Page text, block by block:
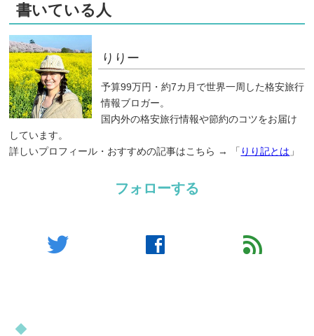
書いている人
りりー
予算99万円・約7カ月で世界一周した格安旅行
情報ブロガー。
国内外の格安旅行情報や節約のコツをお届け
しています。
詳しいプロフィール・おすすめの記事はこちら → 「 りり記とは 」
フォローする
twitter facebook feed